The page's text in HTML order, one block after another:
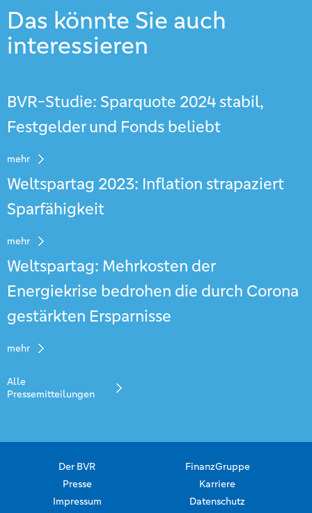
Das könnte Sie auch
interessieren
BVR-Studie: Sparquote 2024 stabil,
Festgelder und Fonds beliebt
mehr
Weltspartag 2023: Inflation strapaziert
Sparfähigkeit
mehr
Weltspartag: Mehrkosten der
Energiekrise bedrohen die durch Corona
gestärkten Ersparnisse
mehr
Alle
Pressemitteilungen
Der BVR
FinanzGruppe
Presse
Karriere
Impressum
Datenschutz